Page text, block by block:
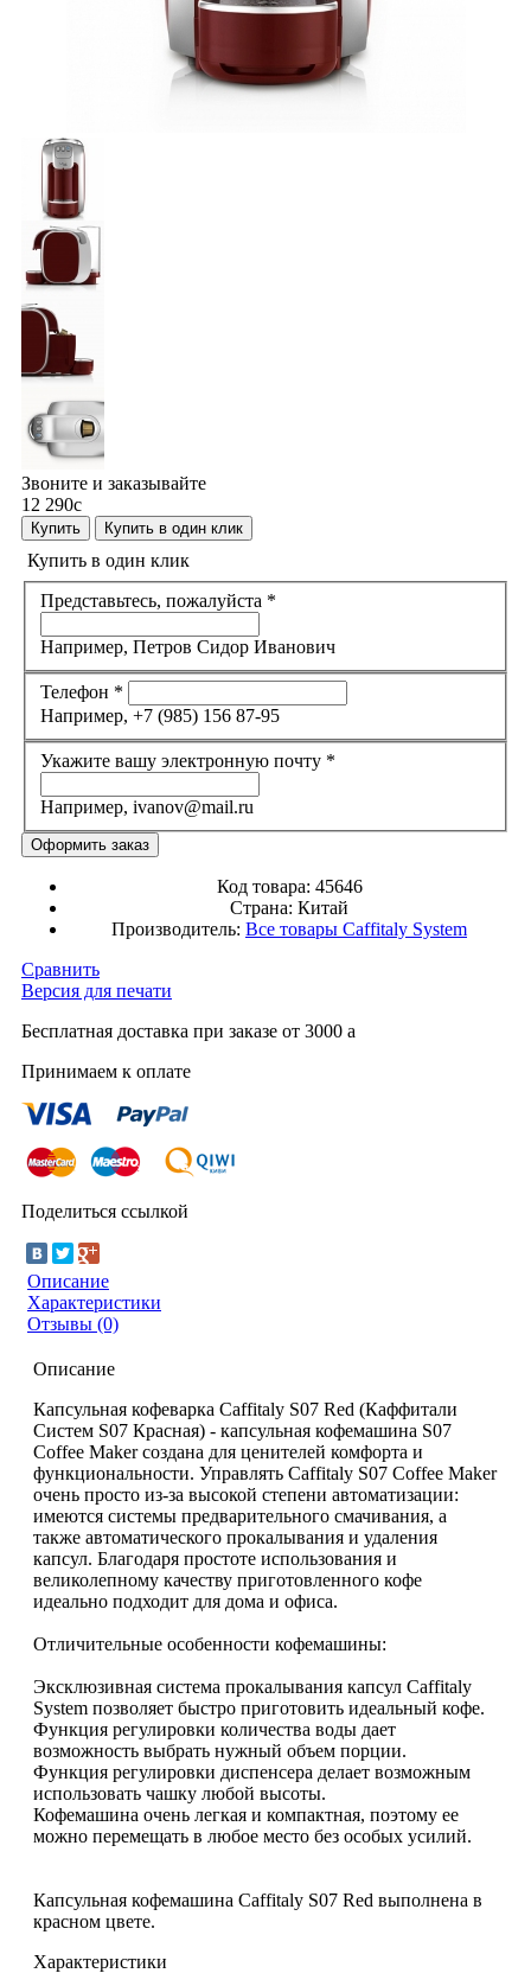
Звоните и заказывайте
12 290c
Купить Купить в один клик
Купить в один клик
Представьтесь, пожалуйста *
Например, Петров Сидор Иванович
Телефон *
Например, +7 (985) 156 87-95
Укажите вашу электронную почту *
Например, ivanov@mail.ru
Код товара: 45646
Страна: Китай
Производитель: Все товары Caffitaly System
Сравнить
Версия для печати
Бесплатная доставка при заказе от 3000 a
Принимаем к оплате
Поделиться ссылкой
Описание
Характеристики
Отзывы (0)
Описание
Капсульная кофеварка Caffitaly S07 Red (Каффитали
Систем S07 Красная) - капсульная кофемашина S07
Coffee Maker создана для ценителей комфорта и
функциональности. Управлять Caffitaly S07 Coffee Maker
очень просто из-за высокой степени автоматизации:
имеются системы предварительного смачивания, а
также автоматического прокалывания и удаления
капсул. Благодаря простоте использования и
великолепному качеству приготовленного кофе
идеально подходит для дома и офиса.
Отличительные особенности кофемашины:
Эксклюзивная система прокалывания капсул Caffitaly
System позволяет быстро приготовить идеальный кофе.
Функция регулировки количества воды дает
возможность выбрать нужный объем порции.
Функция регулировки диспенсера делает возможным
использовать чашку любой высоты.
Кофемашина очень легкая и компактная, поэтому ее
можно перемещать в любое место без особых усилий.
Капсульная кофемашина Caffitaly S07 Red выполнена в
красном цвете.
Характеристики